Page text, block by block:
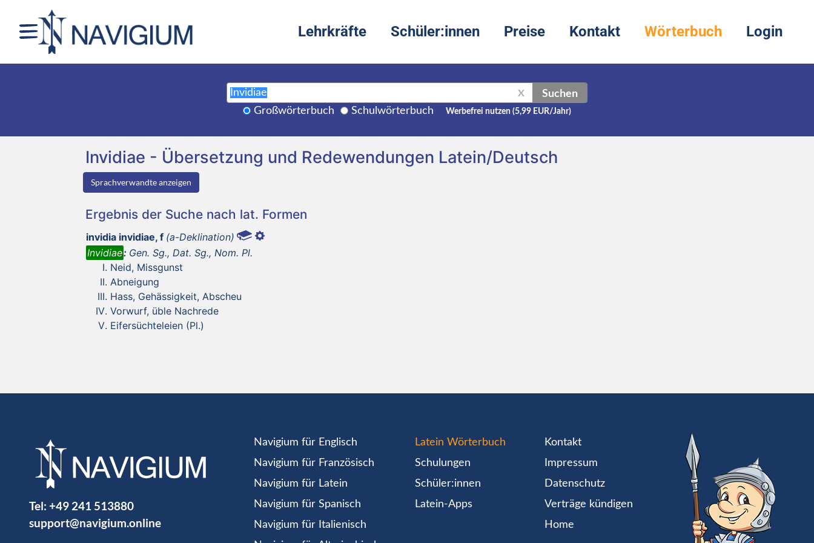
Lehrkräfte Schüler:innen Preise Kontakt Wörterbuch Login
X Suchen
Großwörterbuch Schulwörterbuch Werbefrei nutzen (5,99 EUR/Jahr)
Invidiae - Übersetzung und Redewendungen Latein/Deutsch
Sprachverwandte anzeigen
Ergebnis der Suche nach lat. Formen
invidia invidiae, f (a-Deklination)
Invidiae: Gen. Sg., Dat. Sg., Nom. Pl.
Neid, Missgunst
Abneigung
Hass, Gehässigkeit, Abscheu
Vorwurf, üble Nachrede
Eifersüchteleien (Pl.)
Tel: +49 241 513880
support@navigium.online
Navigium für Englisch
Navigium für Französisch
Navigium für Latein
Navigium für Spanisch
Navigium für Italienisch
Latein Wörterbuch
Schulungen
Schüler:innen
Latein-Apps
Kontakt
Impressum
Datenschutz
Verträge kündigen
Home